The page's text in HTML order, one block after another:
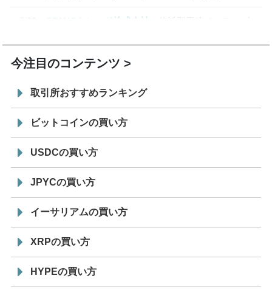
7/29
SBI VCトレード株式会社
信託型円建てステーブル
今注目のコンテンツ
取引所おすすめランキング
ビットコインの買い方
USDCの買い方
JPYCの買い方
イーサリアムの買い方
XRPの買い方
HYPEの買い方